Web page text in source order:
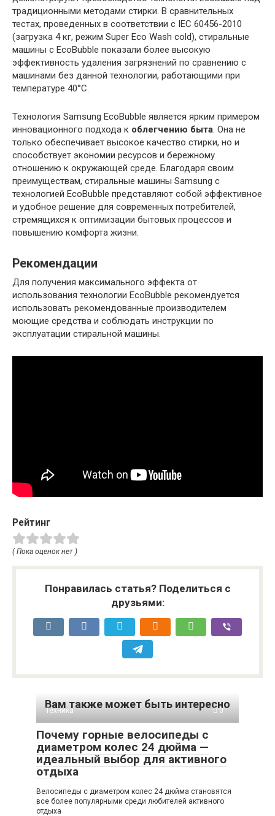
традиционными методами стирки. В сравнительных
тестах, проведенных в соответствии с IEC 60456-2010
(загрузка 4 кг, режим Super Eco Wash cold), стиральные
машины с EcoBubble показали более высокую
эффективность удаления загрязнений по сравнению с
машинами без данной технологии, работающими при
температуре 40°C.
Технология Samsung EcoBubble является ярким примером
инновационного подхода к облегчению быта. Она не
только обеспечивает высокое качество стирки, но и
способствует экономии ресурсов и бережному
отношению к окружающей среде. Благодаря своим
преимуществам, стиральные машины Samsung с
технологией EcoBubble представляют собой эффективное
и удобное решение для современных потребителей,
стремящихся к оптимизации бытовых процессов и
повышению комфорта жизни.
Рекомендации
Для получения максимального эффекта от
использования технологии EcoBubble рекомендуется
использовать рекомендованные производителем
моющие средства и соблюдать инструкции по
эксплуатации стиральной машины.
Рейтинг
( Пока оценок нет )
Понравилась статья? Поделиться с
друзьями:
Вам также может быть интересно
Техника 0
Почему горные велосипеды с
диаметром колес 24 дюйма —
идеальный выбор для активного
отдыха
Велосипеды с диаметром колес 24 дюйма становятся
все более популярными среди любителей активного
отдыха